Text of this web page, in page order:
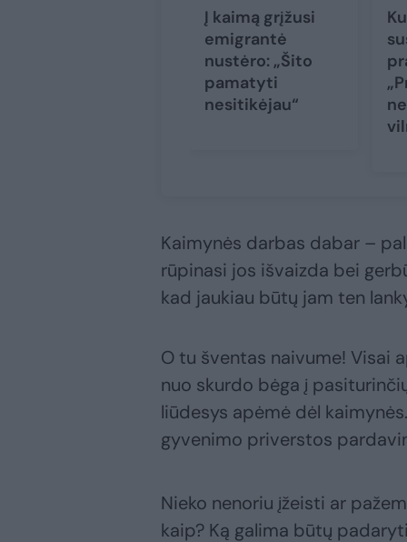
Į kaimą grįžusi
emigrantė
nustėro: „Šito
pamatyti
nesitikėjau“
Kaimynės darbas dabar –
rūpinasi jos išvaizda bei
kad jaukiau būtų jam ten
O tu šventas naivume! Visai
nuo skurdo bėga į
liūdesys apėmė dėl
gyvenimo priverstos
Nieko nenoriu įžeisti ar
kaip? Ką galima būtų